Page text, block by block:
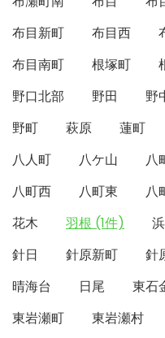
布目新町
布目西
布目南町
根塚町
野口北部
野田 野
野町
萩原 蓮町
八人町
八ケ山 八
八町西
八町東 八
花木
羽根 (1件)
針日
針原新町 針
晴海台
日尾 東石
東岩瀬町
東岩瀬村